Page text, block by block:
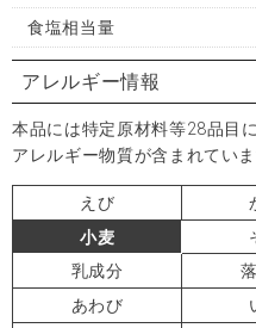
食塩相当量
アレルギー情報
本品には特定原材料等28品目
アレルギー物質が含まれてい
えび
小麦
乳成分
あわび